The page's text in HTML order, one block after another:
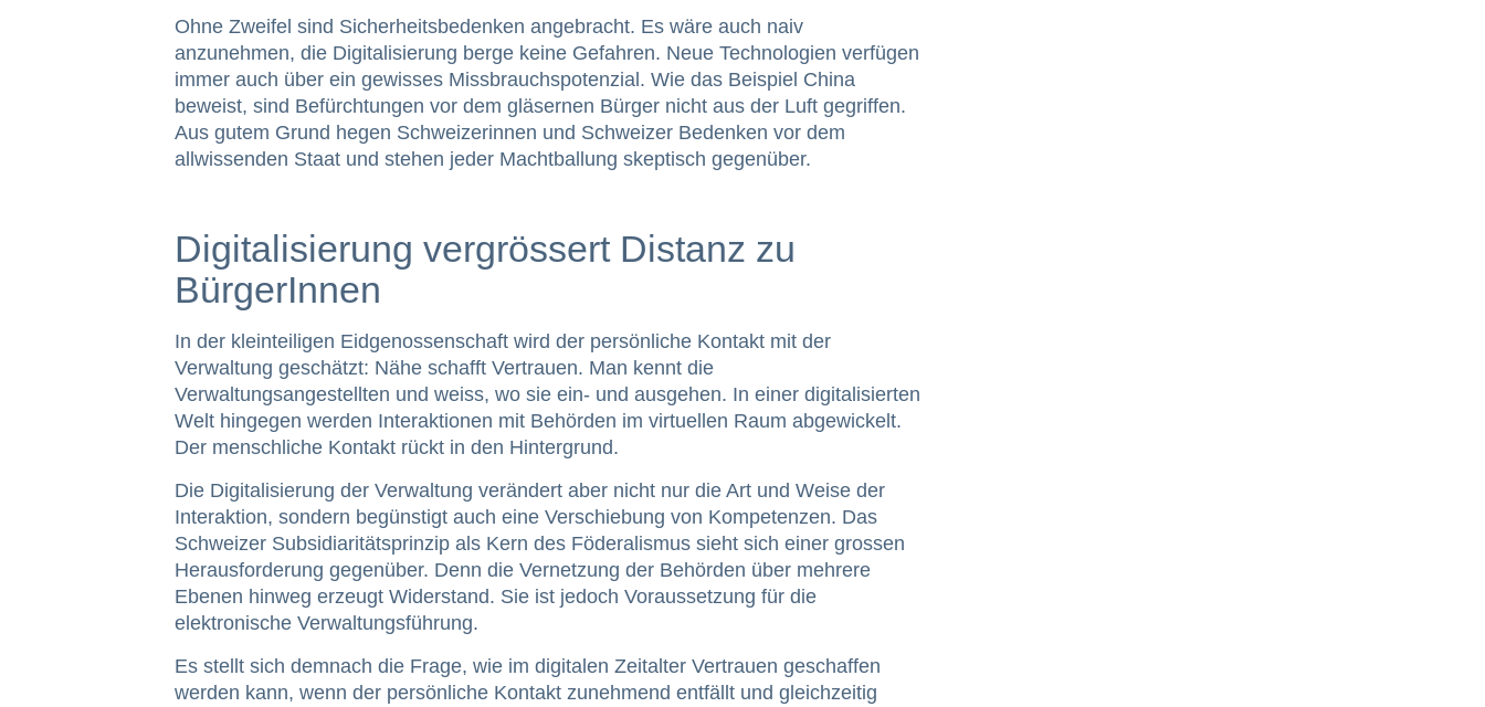
Ohne Zweifel sind Sicherheitsbedenken angebracht. Es wäre auch naiv
anzunehmen, die Digitalisierung berge keine Gefahren. Neue Technologien verfügen
immer auch über ein gewisses Missbrauchspotenzial. Wie das Beispiel China
beweist, sind Befürchtungen vor dem gläsernen Bürger nicht aus der Luft gegriffen.
Aus gutem Grund hegen Schweizerinnen und Schweizer Bedenken vor dem
allwissenden Staat und stehen jeder Machtballung skeptisch gegenüber.
Digitalisierung vergrössert Distanz zu
BürgerInnen
In der kleinteiligen Eidgenossenschaft wird der persönliche Kontakt mit der
Verwaltung geschätzt: Nähe schafft Vertrauen. Man kennt die
Verwaltungsangestellten und weiss, wo sie ein- und ausgehen. In einer digitalisierten
Welt hingegen werden Interaktionen mit Behörden im virtuellen Raum abgewickelt.
Der menschliche Kontakt rückt in den Hintergrund.
Die Digitalisierung der Verwaltung verändert aber nicht nur die Art und Weise der
Interaktion, sondern begünstigt auch eine Verschiebung von Kompetenzen. Das
Schweizer Subsidiaritätsprinzip als Kern des Föderalismus sieht sich einer grossen
Herausforderung gegenüber. Denn die Vernetzung der Behörden über mehrere
Ebenen hinweg erzeugt Widerstand. Sie ist jedoch Voraussetzung für die
elektronische Verwaltungsführung.
Es stellt sich demnach die Frage, wie im digitalen Zeitalter Vertrauen geschaffen
werden kann, wenn der persönliche Kontakt zunehmend entfällt und gleichzeitig